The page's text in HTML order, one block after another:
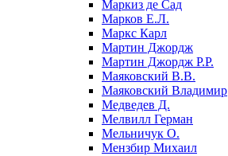
Маркиз де Сад
Марков Е.Л.
Маркс Карл
Мартин Джордж
Мартин Джордж Р.Р.
Маяковский В.В.
Маяковский Владимир
Медведев Д.
Мелвилл Герман
Мельничук О.
Мензбир Михаил